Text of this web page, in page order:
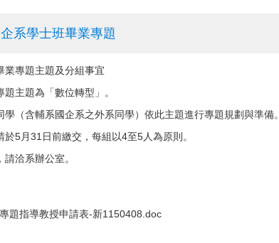
企系學士班畢業專題
業專題主題及分組事宜
主題為「數位轉型」。
學（含輔系國企系之外系同學）依此主題進行專題規劃與準備。
於5月31日前繳交，每組以4至5人為原則。
洽系辦公室。
題指導教授申請表-新1150408.doc